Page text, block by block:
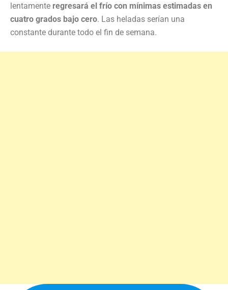
lentamente regresará el frío con mínimas estimadas en
cuatro grados bajo cero. Las heladas serían una
constante durante todo el fin de semana.